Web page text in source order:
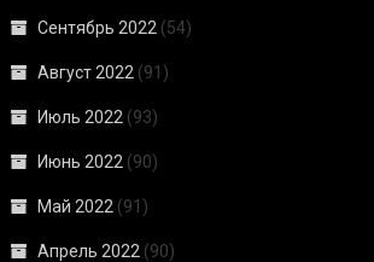
Сентябрь 2022 (54)
Август 2022 (91)
Июль 2022 (93)
Июнь 2022 (90)
Май 2022 (91)
Апрель 2022 (90)